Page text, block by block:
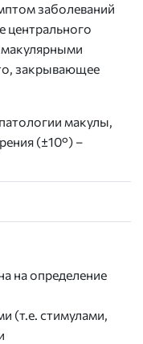
заболеваний
центрального
макулярными
закрывающее
макулы,
(±10°) –
на определение
(т.е. стимулами,